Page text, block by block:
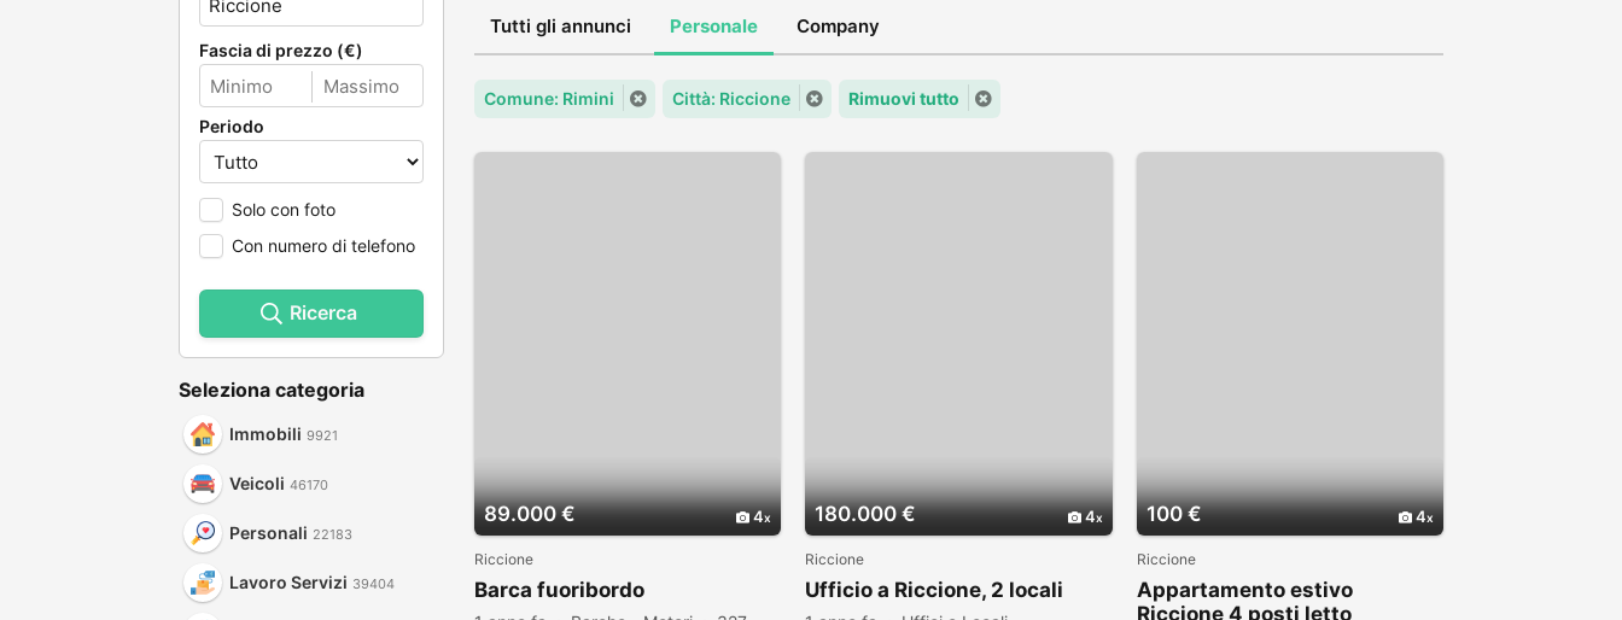
Fascia di prezzo (€)
Periodo
Solo con foto
Con numero di telefono
Ricerca
Seleziona categoria
Immobili 9921
Veicoli 46170
Personali 22183
Lavoro Servizi 39404
Tutti gli annunci Personale Company
Comune: Rimini Città: Riccione Rimuovi tutto
89.000 € 4
Riccione
Barca fuoribordo
180.000 € 4
Riccione
Ufficio a Riccione, 2 locali
100 € 4
Riccione
Appartamento estivo
Riccione 4 posti letto